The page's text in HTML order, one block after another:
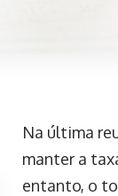
Na última
manter a
entanto, o